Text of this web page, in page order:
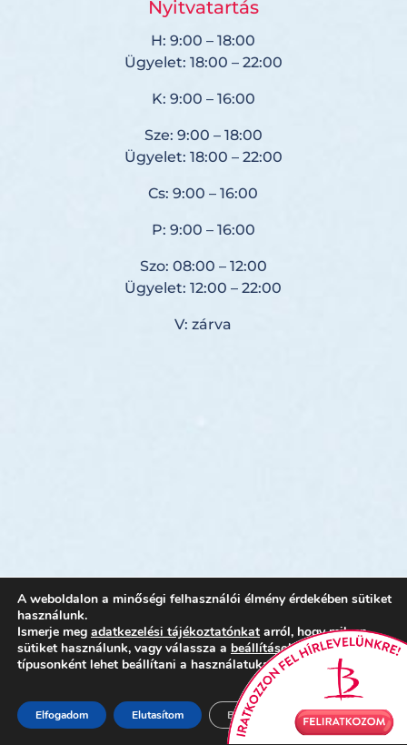
Nyitvatartás
H: 9:00 – 18:00
Ügyelet: 18:00 – 22:00
K: 9:00 – 16:00
Sze: 9:00 – 18:00
Ügyelet: 18:00 – 22:00
Cs: 9:00 – 16:00
P: 9:00 – 16:00
Szo: 08:00 – 12:00
Ügyelet: 12:00 – 22:00
V: zárva
A weboldalon a minőségi felhasználói élmény érdekében sütiket
használunk.
Ismerje meg adatkezelési tájékoztatónkat arról, hogy milyen
sütiket használunk, vagy válassza a beállításokrészt, ahol
típusonként lehet beállítani a használatukat.
Elfogadom Elutasítom Beállítások